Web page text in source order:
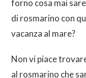
forno cosa mai
di rosmarino con
vacanza al mare?
Non vi piace
al rosmarino che